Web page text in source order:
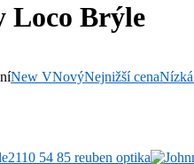
Loco Brýle
New VNovýNejnižší cenaNízká